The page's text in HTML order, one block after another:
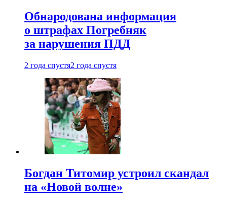
Обнародована информация
о штрафах Погребняк
за нарушения ПДД
2 года спустя2 года спустя
Богдан Титомир устроил скандал
на «Новой волне»